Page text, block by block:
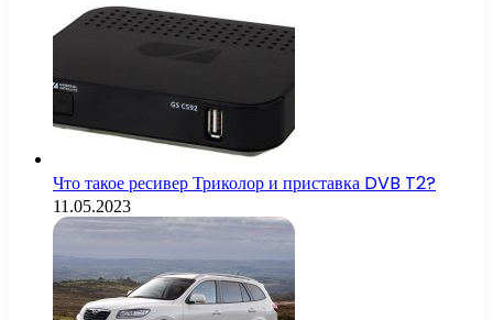
Что такое ресивер Триколор и приставка DVB T2?
11.05.2023